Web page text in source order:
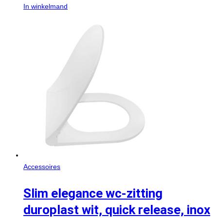
In winkelmand
Accessoires
Slim elegance wc-zitting
duroplast wit, quick release, inox